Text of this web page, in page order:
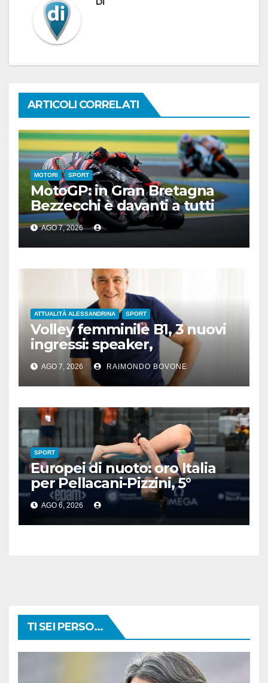
ARTICOLI CORRELATI
MOTORI SPORT
MotoGP: in Gran Bretagna
Bezzecchi è davanti a tutti
nelle Practice
AGO 7, 2026
ATTUALITÀ ALESSANDRINA SPORT
Volley femminile B1, 3 nuovi
ingressi: speaker,
preparatore atletico e team
manager
AGO 7, 2026 RAIMONDO BOVONE
SPORT
Europei di nuoto: oro Italia
per Pellacani-Pizzini, 5°
trionfo per Chiara
AGO 6, 2026
TI SEI PERSO...